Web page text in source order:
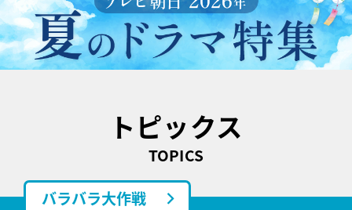
トピックス
TOPICS
バラバラ大作戦